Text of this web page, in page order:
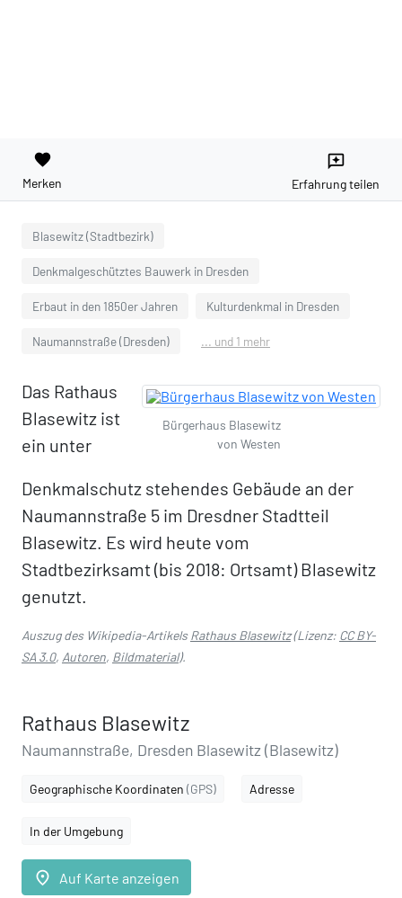
favorite
Merken
reviews
Erfahrung teilen
Blasewitz (Stadtbezirk)
Denkmalgeschütztes Bauwerk in Dresden
Erbaut in den 1850er Jahren Kulturdenkmal in Dresden
Naumannstraße (Dresden) ... und 1 mehr
Bürgerhaus Blasewitz
von Westen
Das Rathaus
Blasewitz ist
ein unter
Denkmalschutz stehendes Gebäude an der
Naumannstraße 5 im Dresdner Stadtteil
Blasewitz. Es wird heute vom
Stadtbezirksamt (bis 2018: Ortsamt) Blasewitz
genutzt.
Auszug des Wikipedia-ArtikelsRathaus Blasewitz(Lizenz: CC BY-
SA 3.0, Autoren, Bildmaterial).
Rathaus Blasewitz
Naumannstraße, Dresden Blasewitz (Blasewitz)
Geographische Koordinaten (GPS) Adresse
In der Umgebung
place Auf Karte anzeigen